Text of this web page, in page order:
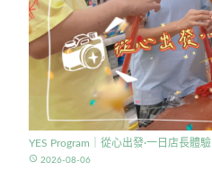
YES Program｜從心出發·一日店長體驗
access_time 2026-08-06